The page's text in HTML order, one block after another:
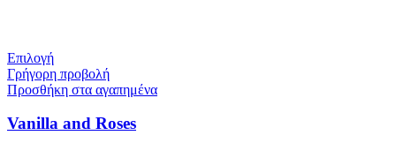
Επιλογή
Γρήγορη προβολή
Προσθήκη στα αγαπημένα
Vanilla and Roses